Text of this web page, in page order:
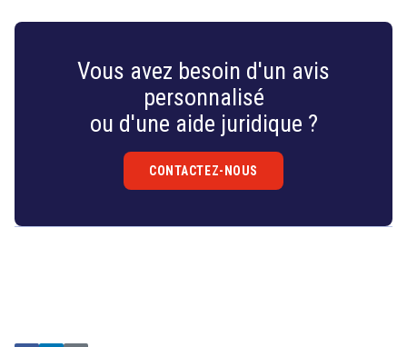
Vous avez besoin d'un avis
personnalisé
ou d'une aide juridique ?
CONTACTEZ-NOUS